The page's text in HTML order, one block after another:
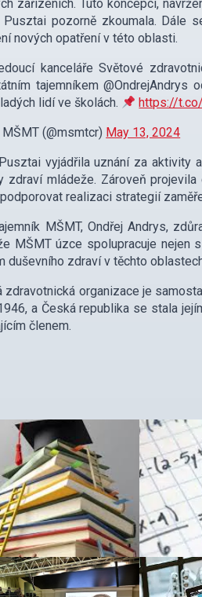
zařízeních. Tuto koncepci,
Pusztai pozorně zkoumala. Dále
nových opatření v této oblasti.
kanceláře Světové
tajemníkem
lidí ve školách.
https://
(@msmtcr) May 13, 2024
vyjádřila uznání za aktivity
zdraví mládeže. Zároveň
realizaci strategií
MŠMT, Ondřej Andrys,
MŠMT úzce spolupracuje nejen
duševního zdraví v těchto
zdravotnická organizace je
a Česká republika se stala
členem.